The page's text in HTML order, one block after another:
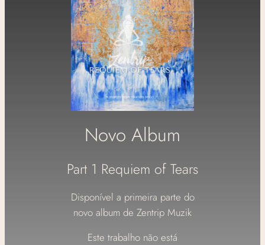
Novo Album
Part 1 Requiem of Tears
Disponível a primeira parte do
novo album de Zentrip Muzik
Este trabalho não está